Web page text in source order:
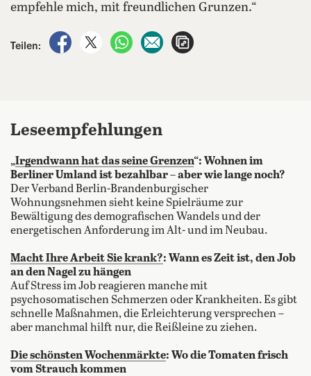
empfehle mich, mit freundlichen Grunzen.“
Teilen:
auf Facebook teilen
auf X teilenper WhatsApp teilen
per E-Mail teilen
Lese­empfehlungen
„Irgendwann hat das seine Grenzen“: Wohnen im
Berliner Umland ist bezahlbar – aber wie lange noch?
Der Verband Berlin-Brandenburgischer
Wohnungsnehmen sieht keine Spielräume zur
Bewältigung des demografischen Wandels und der
energetischen Anforderung im Alt- und im Neubau.
Macht Ihre Arbeit Sie krank?: Wann es Zeit ist, den Job
an den Nagel zu hängen
Auf Stress im Job reagieren manche mit
psychosomatischen Schmerzen oder Krankheiten. Es gibt
schnelle Maßnahmen, die Erleichterung versprechen –
aber manchmal hilft nur, die Reißleine zu ziehen.
Die schönsten Wochenmärkte: Wo die Tomaten frisch
vom Strauch kommen